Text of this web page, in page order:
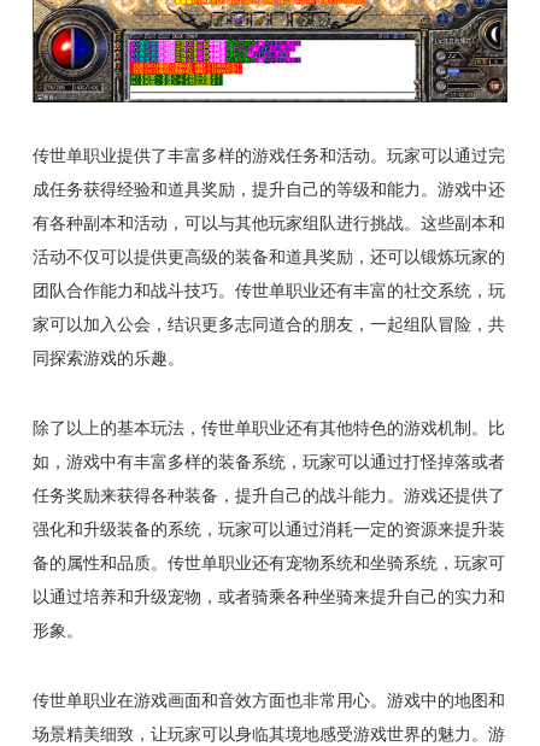
传世单职业提供了丰富多样的游戏任务和活动。玩家可以通过完
成任务获得经验和道具奖励，提升自己的等级和能力。游戏中还
有各种副本和活动，可以与其他玩家组队进行挑战。这些副本和
活动不仅可以提供更高级的装备和道具奖励，还可以锻炼玩家的
团队合作能力和战斗技巧。传世单职业还有丰富的社交系统，玩
家可以加入公会，结识更多志同道合的朋友，一起组队冒险，共
同探索游戏的乐趣。
除了以上的基本玩法，传世单职业还有其他特色的游戏机制。比
如，游戏中有丰富多样的装备系统，玩家可以通过打怪掉落或者
任务奖励来获得各种装备，提升自己的战斗能力。游戏还提供了
强化和升级装备的系统，玩家可以通过消耗一定的资源来提升装
备的属性和品质。传世单职业还有宠物系统和坐骑系统，玩家可
以通过培养和升级宠物，或者骑乘各种坐骑来提升自己的实力和
形象。
传世单职业在游戏画面和音效方面也非常用心。游戏中的地图和
场景精美细致，让玩家可以身临其境地感受游戏世界的魅力。游